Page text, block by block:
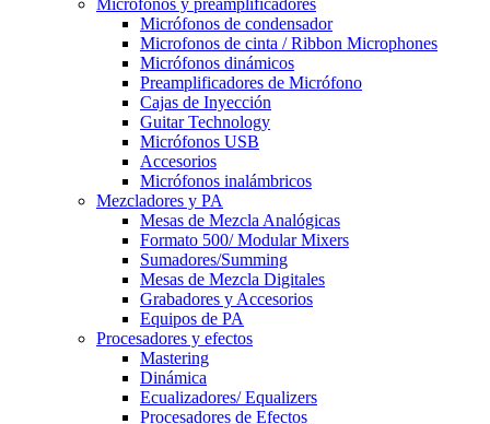
Micrófonos de condensador
Microfonos de cinta / Ribbon Microphones
Micrófonos dinámicos
Preamplificadores de Micrófono
Cajas de Inyección
Guitar Technology
Micrófonos USB
Accesorios
Micrófonos inalámbricos
Mezcladores y PA
Mesas de Mezcla Analógicas
Formato 500/ Modular Mixers
Sumadores/Summing
Mesas de Mezcla Digitales
Grabadores y Accesorios
Equipos de PA
Procesadores y efectos
Mastering
Dinámica
Ecualizadores/ Equalizers
Procesadores de Efectos